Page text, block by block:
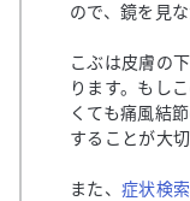
ので、鏡を見
こぶは皮膚の
ります。もし
くても痛風結
することが大切
また、 症状検